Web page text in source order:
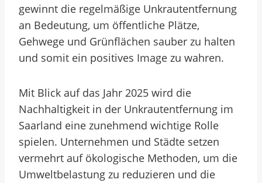
gewinnt die regelmäßige Unkrautentfernung
an Bedeutung, um öffentliche Plätze,
Gehwege und Grünflächen sauber zu halten
und somit ein positives Image zu wahren.
Mit Blick auf das Jahr 2025 wird die
Nachhaltigkeit in der Unkrautentfernung im
Saarland eine zunehmend wichtige Rolle
spielen. Unternehmen und Städte setzen
vermehrt auf ökologische Methoden, um die
Umweltbelastung zu reduzieren und die